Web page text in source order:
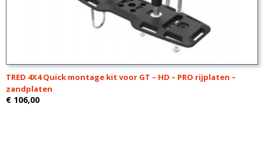
TRED 4X4 Quick montage kit voor GT – HD – PRO rijplaten –
zandplaten
€ 106,00